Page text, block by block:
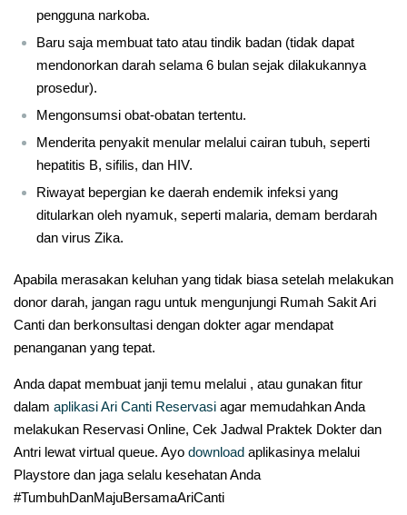
pengguna narkoba.
Baru saja membuat tato atau tindik badan (tidak dapat
mendonorkan darah selama 6 bulan sejak dilakukannya
prosedur).
Mengonsumsi obat-obatan tertentu.
Menderita penyakit menular melalui cairan tubuh, seperti
hepatitis B, sifilis, dan HIV.
Riwayat bepergian ke daerah endemik infeksi yang
ditularkan oleh nyamuk, seperti malaria, demam berdarah
dan virus Zika.
Apabila merasakan keluhan yang tidak biasa setelah melakukan
donor darah, jangan ragu untuk mengunjungi Rumah Sakit Ari
Canti dan berkonsultasi dengan dokter agar mendapat
penanganan yang tepat.
Anda dapat membuat janji temu melalui , atau gunakan fitur
dalam aplikasi Ari Canti Reservasi agar memudahkan Anda
melakukan Reservasi Online, Cek Jadwal Praktek Dokter dan
Antri lewat virtual queue. Ayo download aplikasinya melalui
Playstore dan jaga selalu kesehatan Anda
#TumbuhDanMajuBersamaAriCanti